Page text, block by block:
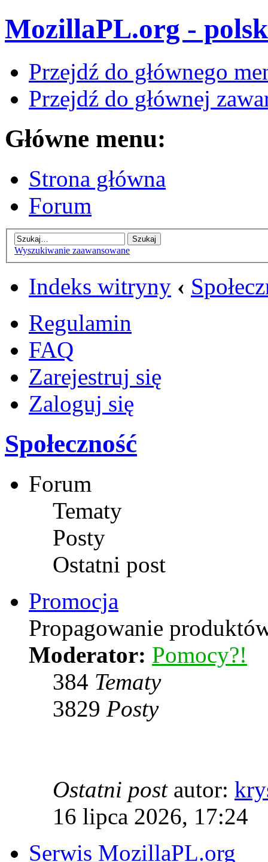
MozillaPL.org -
Przejdź do głównego
Przejdź do głównej
Główne menu:
Strona główna
Forum
Wyszukiwanie zaawansowane
Indeks witryny ‹
Regulamin
FAQ
Zarejestruj się
Zaloguj się
Społeczność
Forum
Tematy
Posty
Ostatni post
Promocja
Propagowanie
Moderator: Pomocy?!
384 Tematy
3829 Posty
Ostatni postautor:
16 lipca 2026, 17:24
Serwis MozillaPL.org